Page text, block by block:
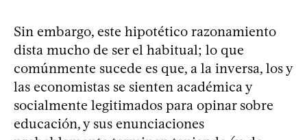
Sin embargo, este hipotético razonamiento
dista mucho de ser el habitual; lo que
comúnmente sucede es que, a la inversa, los y
las economistas se sienten académica y
socialmente legitimados para opinar sobre
educación, y sus enunciaciones